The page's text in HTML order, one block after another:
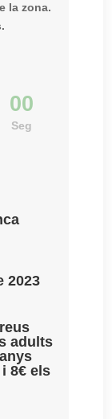
la zona.
00
Seg
2023
adults
8€ els